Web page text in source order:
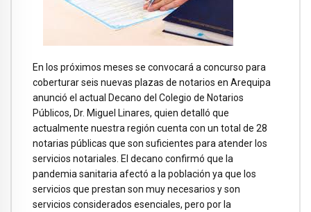
En los próximos meses se convocará a concurso para
coberturar seis nuevas plazas de notarios en Arequipa
anunció el actual Decano del Colegio de Notarios
Públicos, Dr. Miguel Linares, quien detalló que
actualmente nuestra región cuenta con un total de 28
notarias públicas que son suficientes para atender los
servicios notariales. El decano confirmó que la
pandemia sanitaria afectó a la población ya que los
servicios que prestan son muy necesarios y son
servicios considerados esenciales, pero por la